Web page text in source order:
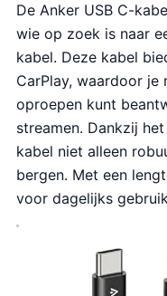
De Anker USB C-
wie op zoek is naar
kabel. Deze kabel
CarPlay, waardoor je
oproepen kunt
streamen. Dankzij
kabel niet alleen
bergen. Met een
voor dagelijks